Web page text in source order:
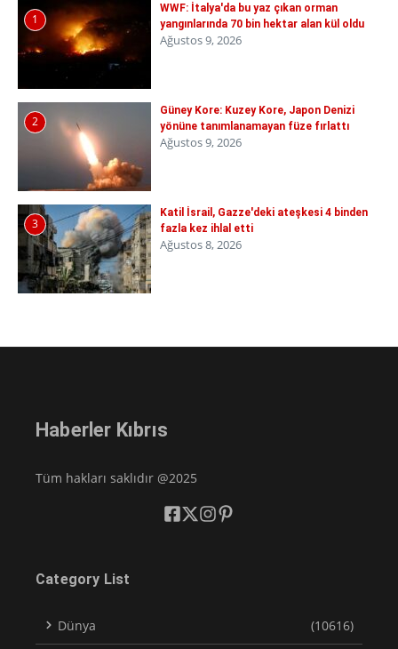
1
WWF: İtalya'da bu yaz çıkan orman
yangınlarında 70 bin hektar alan kül oldu
Ağustos 9, 2026
2
Güney Kore: Kuzey Kore, Japon Denizi
yönüne tanımlanamayan füze fırlattı
Ağustos 9, 2026
3
Katil İsrail, Gazze'deki ateşkesi 4 binden
fazla kez ihlal etti
Ağustos 8, 2026
Haberler Kıbrıs
Tüm hakları saklıdır @2025
Category List
Dünya (10616)